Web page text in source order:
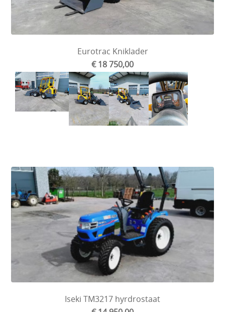
Eurotrac Kniklader
€ 18 750,00
Iseki TM3217 hyrdrostaat